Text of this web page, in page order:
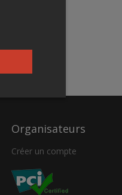
Organisateurs
Créer un compte